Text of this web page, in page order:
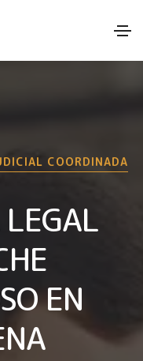
COORDINADA
EN